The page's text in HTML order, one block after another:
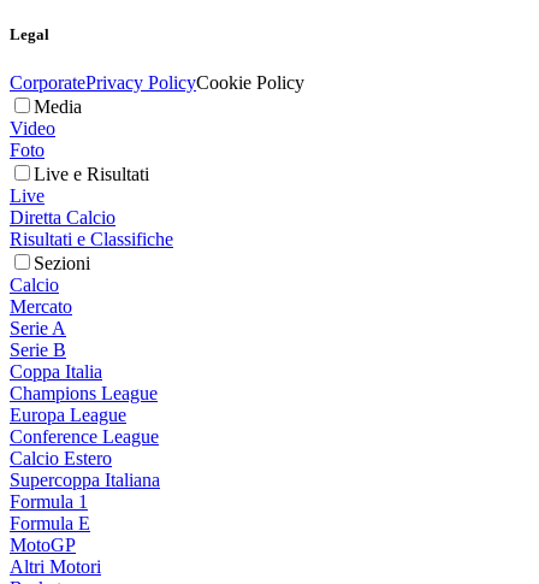
Legal
CorporatePrivacy PolicyCookie Policy
Media
Video
Foto
Live e Risultati
Live
Diretta Calcio
Risultati e Classifiche
Sezioni
Calcio
Mercato
Serie A
Serie B
Coppa Italia
Champions League
Europa League
Conference League
Calcio Estero
Supercoppa Italiana
Formula 1
Formula E
MotoGP
Altri Motori